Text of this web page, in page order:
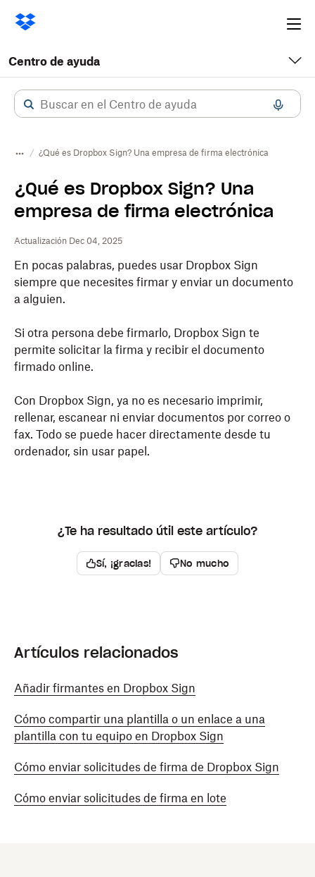
Centro de ayuda
¿Qué es Dropbox Sign? Una empresa de firma electrónica
¿Qué es Dropbox Sign? Una
empresa de firma electrónica
Actualización Dec 04, 2025
En pocas palabras, puedes usar Dropbox Sign
siempre que necesites firmar y enviar un documento
a alguien.
Si otra persona debe firmarlo, Dropbox Sign te
permite solicitar la firma y recibir el documento
firmado online.
Con Dropbox Sign, ya no es necesario imprimir,
rellenar, escanear ni enviar documentos por correo o
fax. Todo se puede hacer directamente desde tu
ordenador, sin usar papel.
¿Te ha resultado útil este artículo?
Sí, ¡gracias! No mucho
Artículos relacionados
Añadir firmantes en Dropbox Sign
Cómo compartir una plantilla o un enlace a una
plantilla con tu equipo en Dropbox Sign
Cómo enviar solicitudes de firma de Dropbox Sign
Cómo enviar solicitudes de firma en lote